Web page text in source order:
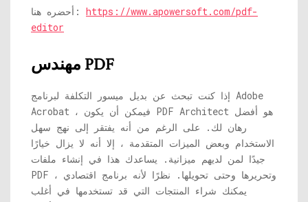
أحضره هنا: https://www.apowersoft.com/pdf-
editor
مهندس PDF
إذا كنت تبحث عن بديل ميسور التكلفة لبرنامج Adobe
Acrobat ، فيمكن أن يكون PDF Architect هو أفضل
رهان لك. على الرغم من أنه يفتقر إلى نهج سهل
الاستخدام وبعض الميزات المتقدمة ، إلا أنه لا يزال خيارًا
جيدًا لمن لديهم ميزانية. يساعدك هذا في إنشاء ملفات
PDF وتحريرها وحتى تحويلها. نظرًا لأنه برنامج اقتصادي ،
يمكنك شراء المنتجات التي قد تستخدمها في أغلب